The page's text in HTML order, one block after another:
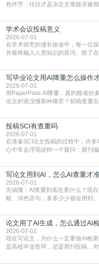
色环节，往往才是决定文章能否被
质量，更能在此过程中深化对学术
文，使其在语言和学术表达上更符
习的技能。本篇AEIC学术交流中心
学术会议投稿意义
2026-07-01
在学术研究的漫长旅途中，每一位
并最终融入人类知识的星河。除了
广阔学术天地的大门，连接着个体
就为大家介绍“学术会议投稿意义”
常具有周期短、时效性强的特点。相
写毕业论文用AI降重怎么操作
2026-07-01
用PaperPass AI降重，真的能省好
论文的谁没懂那种痛苦？初稿查重
到秃头。这时候靠谱的AI降重真的
三天都做不完的事。不是所有人都
真的可以试试：初稿写完重复率远超
投稿SCI有查重吗
2026-07-01
在准备SCI论文投稿的过程中，许
心中常会浮现这样一个疑问：期刊
论文的初审通过率。实际上，SCI
或缺的一环。本篇AEIC学术交流中
一、查重是标准流程答案是明确的：
写论文用到AI，怎么AI查重才
2026-07-01
先搞懂：AI查重到底在查什么？现
献、润色语句，多多少少都会用到
须加做AI查重。很多人分不清，AI
通查重查的是你的文字和已公开文
的内容里，有多少是AI生成的，防的
论文用了AI生成，怎么通过AI
2026-07-01
现在写论文，为什么一定要做AI检
是高校毕业答辩，还是期刊投稿，
要求修改，还差点被判定学术不规